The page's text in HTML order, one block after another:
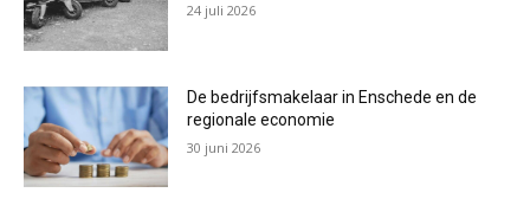
24 juli 2026
De bedrijfsmakelaar in Enschede en de
regionale economie
30 juni 2026